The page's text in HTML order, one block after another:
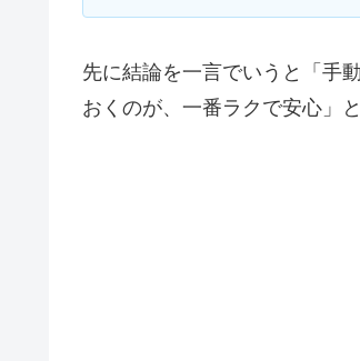
先に結論を一言でいうと「手
おくのが、一番ラクで安心」